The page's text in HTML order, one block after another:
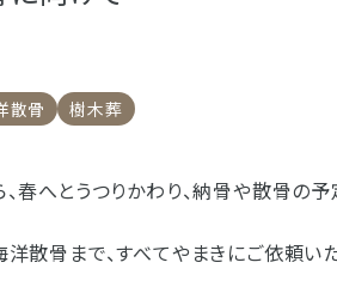
散骨 樹木葬
春へとうつりかわり、納骨や散骨の
散骨まで、すべてやまきにご依頼い